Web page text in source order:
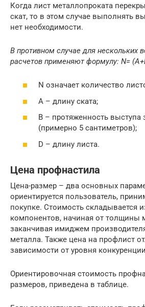
Когда лист металлопроката
скат, то в этом случае выполнять
нет необходимости.
В противном случае для нескольких
расчетов применяют формулу: N=
N означает количество
А – длину ската;
В – протяженность выступа
(примерно 5 сантиметров);
D – длину листа.
Цена профнастила
Цена-размер – два основных
ориентируется пользователь,
покупке. Стоимость складывается
компонентов, начиная от толщины
заканчивая имиджем
металла. Также цена на профлист
зависимости от уровня
Ориентировочная стоимость
размеров, приведена в таблице.